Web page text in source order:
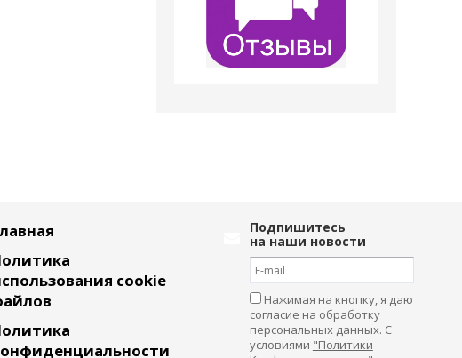
cookie
Подпишитесь
на наши новости
Нажимая на кнопку, я даю
согласие на обработку
персональных данных. С
условиями "Политики